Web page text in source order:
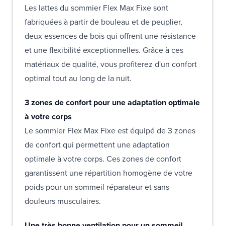
Les lattes du sommier Flex Max Fixe sont
fabriquées à partir de bouleau et de peuplier,
deux essences de bois qui offrent une résistance
et une flexibilité exceptionnelles. Grâce à ces
matériaux de qualité, vous profiterez d'un confort
optimal tout au long de la nuit.
3 zones de confort pour une adaptation optimale
à votre corps
Le sommier Flex Max Fixe est équipé de 3 zones
de confort qui permettent une adaptation
optimale à votre corps. Ces zones de confort
garantissent une répartition homogène de votre
poids pour un sommeil réparateur et sans
douleurs musculaires.